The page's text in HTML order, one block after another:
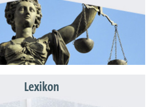
Lexikon